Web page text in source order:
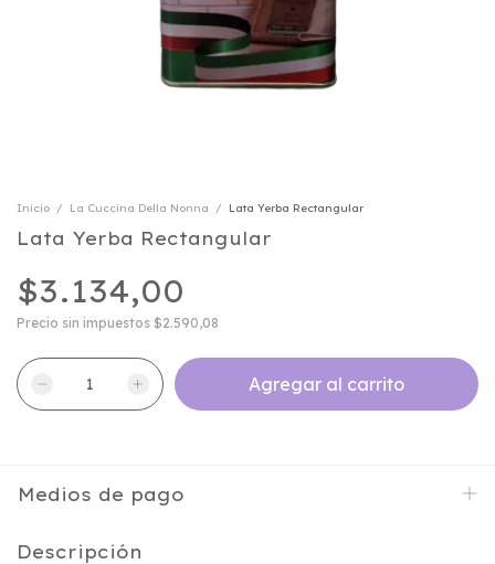
Inicio / La Cuccina Della Nonna / Lata Yerba Rectangular
Lata Yerba Rectangular
$3.134,00
Precio sin impuestos $2.590,08
Medios de pago
Descripción